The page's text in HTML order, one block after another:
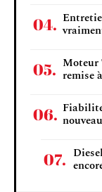
Moteur
remise